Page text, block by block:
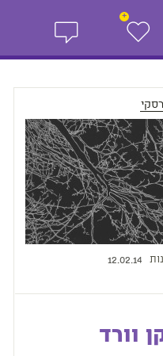
+
12.02.14
וורד